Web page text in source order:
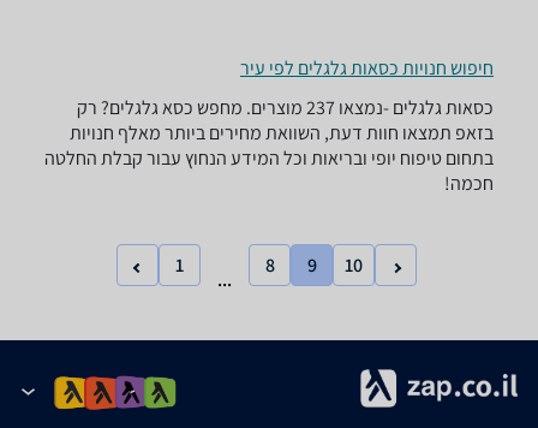
חיפוש חנויות כסאות גלגלים לפי עיר
כסאות גלגלים -נמצאו 237 מוצרים. מחפש כסא גלגלים? רק
בזאפ תמצאו חוות דעת, השוואת מחירים ביותר מאלף חנויות
בתחום טיפוח יופי ובריאות וכל המידע הנחוץ עבור קבלת החלטה
חכמה!
1
...
8 9 10